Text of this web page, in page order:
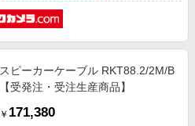
スピーカーケーブル RKT88.2/2M/B
【受発注・受注生産商品】
￥ 171,380